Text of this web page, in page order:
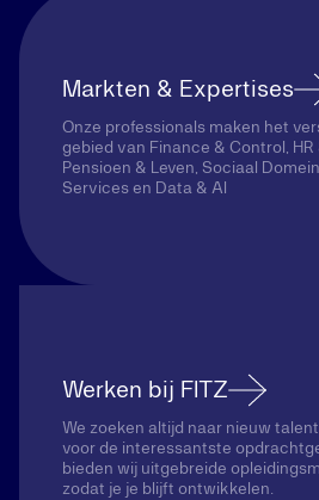
Markten & Expertises
Onze professionals maken het
gebied van Finance & Control, HR
Pensioen & Leven, Sociaal
Services en Data & AI
Werken bij FITZ
We zoeken altijd naar nieuw
voor de interessantste
bieden wij uitgebreide
zodat je je blijft ontwikkelen.